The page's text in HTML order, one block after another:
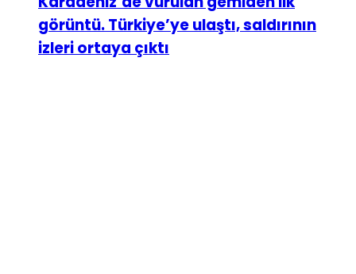
görüntü. Türkiye’ye ulaştı, saldırının
izleri ortaya çıktı